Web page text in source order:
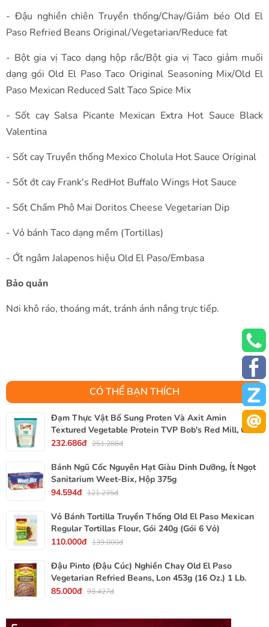
- Đậu nghiền chiên Truyền thống/Chay/Giảm béo Old El
Paso Refried Beans Original/Vegetarian/Reduce fat
- Bột gia vị Taco dạng hộp rắc/Bột gia vị Taco giảm muối
dạng gói Old El Paso Taco Original Seasoning Mix/Old El
Paso Mexican Reduced Salt Taco Spice Mix
- Sốt cay Salsa Picante Mexican Extra Hot Sauce Black
Valentina
- Sốt cay Truyền thống Mexico Cholula Hot Sauce Original
- Sốt ớt cay Frank's RedHot Buffalo Wings Hot Sauce
- Sốt Chấm Phô Mai Doritos Cheese Vegetarian Dip
- Vỏ bánh Taco dạng mềm (Tortillas)
- Ớt ngâm Jalapenos hiệu Old El Paso/Embasa
Bảo quản
Nơi khô ráo, thoáng mát, tránh ánh nắng trực tiếp.
CÓ THỂ BẠN THÍCH
Đạm Thực Vật Bổ Sung Proten Và Axit Amin
Textured Vegetable Protein TVP Bob's Red Mill, Gói
340g, 12 Oz.
232.686đ 251.288đ
Bánh Ngũ Cốc Nguyên Hạt Giàu Dinh Dưỡng, Ít Ngọt
Sanitarium Weet-Bix, Hộp 375g
94.594đ 121.235đ
Vỏ Bánh Tortilla Truyền Thống Old El Paso Mexican
Regular Tortillas Flour, Gói 240g (Gói 6 Vỏ)
110.000đ 139.000đ
Đậu Pinto (Đậu Cúc) Nghiền Chay Old El Paso
Vegetarian Refried Beans, Lon 453g (16 Oz.) 1 Lb.
85.000đ 93.427đ